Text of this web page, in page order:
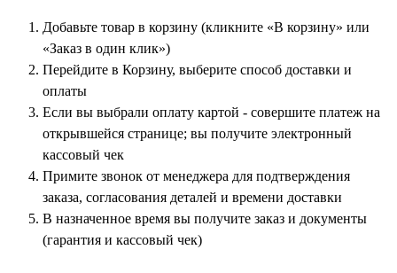
Добавьте товар в корзину (кликните «В корзину» или
«Заказ в один клик»)
Перейдите в Корзину, выберите способ доставки и
оплаты
Если вы выбрали оплату картой - совершите платеж на
открывшейся странице; вы получите электронный
кассовый чек
Примите звонок от менеджера для подтверждения
заказа, согласования деталей и времени доставки
В назначенное время вы получите заказ и документы
(гарантия и кассовый чек)